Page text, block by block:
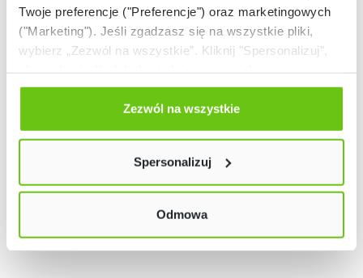
Twoje preferencje ("Preferencje") oraz marketingowych
("Marketing"). Jeśli zgadzasz się na wszystkie pliki,
wybierz „Zezwól na wszystkie”. Kliknij "Spersonalizuj",
Odmów zgody poprzez przycisk „Odmowa”. Wtedy
użyjemy tylko plików niezbędnych dla naszej strony.
Twój wybór możesz zmienić przez kliknięcie przycisku w
Polityce prywatności
Zezwól na wszystkie
Spersonalizuj
Odmowa